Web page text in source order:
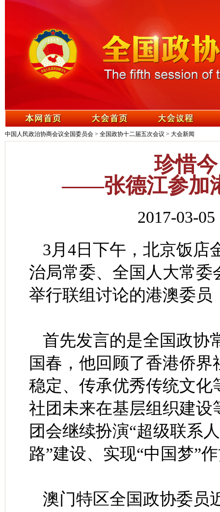
中国人民政治协商会议全国委员会 > 全国政协十二届五次会议 > 大会新闻
珍惜
——张德江参加
2017-03-
3月4日下午，北京饭店
治局常委、全国人大常
举行联组讨论的港澳委员
首先发言的是全国政协
国春，他回顾了香港侨
稳定、传承优秀传统文
社团未来在基层组织建
团会继续扮演“超级联系
路”建设、实现“中国梦”
澳门特区全国政协委员